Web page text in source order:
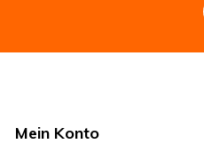
Mein Konto